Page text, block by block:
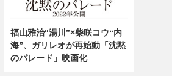
福山雅治“湯川”×柴咲コウ“内
海”、ガリレオが再始動「沈黙
のパレード」映画化